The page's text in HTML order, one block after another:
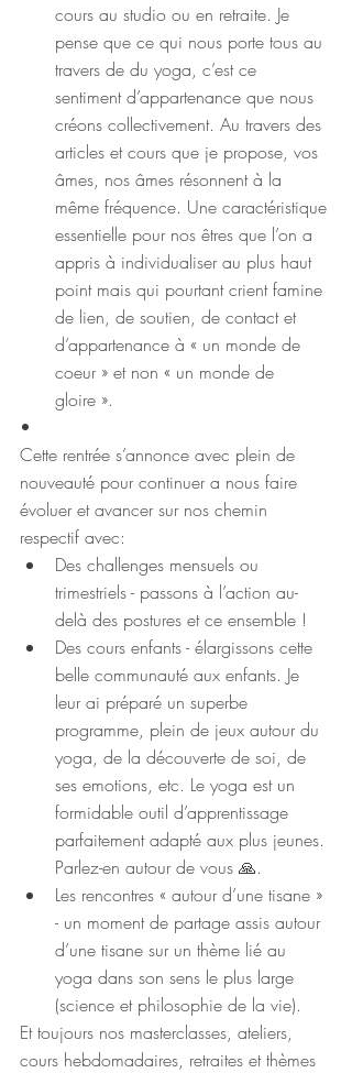
cours au studio ou en retraite. Je
pense que ce qui nous porte tous au
travers de du yoga, c’est ce
sentiment d’appartenance que nous
créons collectivement. Au travers des
articles et cours que je propose, vos
âmes, nos âmes résonnent à la
même fréquence. Une caractéristique
essentielle pour nos êtres que l’on a
appris à individualiser au plus haut
point mais qui pourtant crient famine
de lien, de soutien, de contact et
d’appartenance à « un monde de
coeur » et non « un monde de
gloire ».
•
Cette rentrée s’annonce avec plein de
nouveauté pour continuer a nous faire
évoluer et avancer sur nos chemin
respectif avec:
Des challenges mensuels ou
trimestriels - passons à l’action au-
delà des postures et ce ensemble !
Des cours enfants - élargissons cette
belle communauté aux enfants. Je
leur ai préparé un superbe
programme, plein de jeux autour du
yoga, de la découverte de soi, de
ses emotions, etc. Le yoga est un
formidable outil d’apprentissage
parfaitement adapté aux plus jeunes.
Parlez-en autour de vous 🙏.
Les rencontres « autour d’une tisane »
- un moment de partage assis autour
d’une tisane sur un thème lié au
yoga dans son sens le plus large
(science et philosophie de la vie).
Et toujours nos masterclasses, ateliers,
cours hebdomadaires, retraites et thèmes